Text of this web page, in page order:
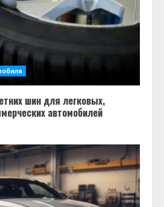
шин для легковых,
автомобилей